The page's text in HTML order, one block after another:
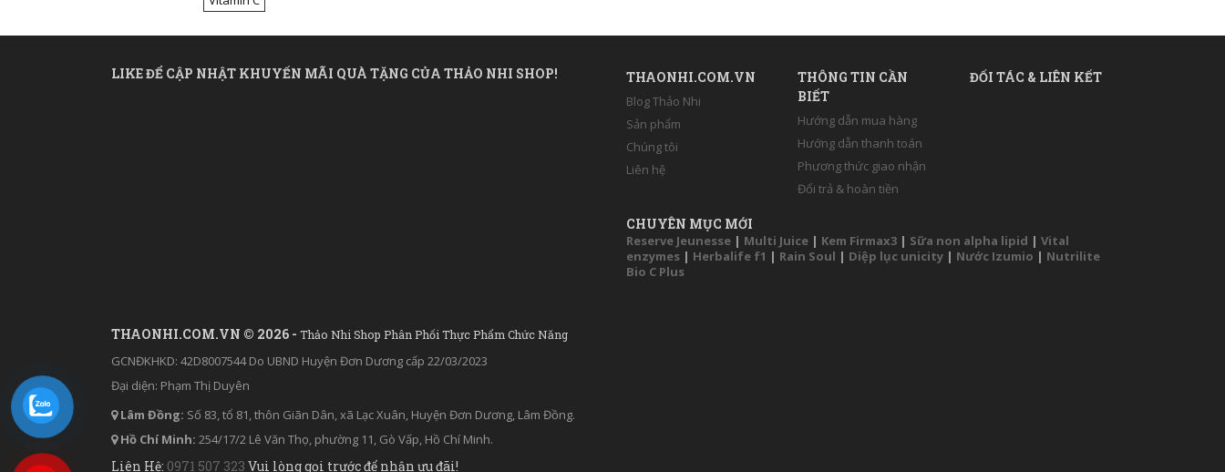
LIKE ĐỂ CẬP NHẬT KHUYẾN MÃI QUÀ TẶNG CỦA THẢO NHI SHOP!
THAONHI.COM.VN © 2026 - Thảo Nhi Shop Phân Phối Thực Phẩm Chức Năng
GCNĐKHKD: 42D8007544 Do UBND Huyện Đơn Dương cấp 22/03/2023
Đại diện: Phạm Thị Duyên
Lâm Đồng: Số 83, tổ 81, thôn Giãn Dân, xã Lạc Xuân, Huyện Đơn Dương, Lâm Đồng.
Hồ Chí Minh: 254/17/2 Lê Văn Thọ, phường 11, Gò Vấp, Hồ Chí Minh.
Liên Hệ: 0971 507 323 Vui lòng gọi trước để nhận ưu đãi!
THAONHI.COM.VN
Blog Thảo Nhi
Sản phẩm
Chúng tôi
Liên hệ
THÔNG TIN CẦN
BIẾT
Hướng dẫn mua hàng
Hướng dẫn thanh toán
Phương thức giao nhận
Đổi trả & hoàn tiền
ĐỐI TÁC & LIÊN KẾT
CHUYÊN MỤC MỚI
Reserve Jeunesse | Multi Juice | Kem Firmax3 | Sữa non alpha lipid | Vital
enzymes | Herbalife f1 | Rain Soul | Diệp lục unicity | Nước Izumio | Nutrilite
Bio C Plus